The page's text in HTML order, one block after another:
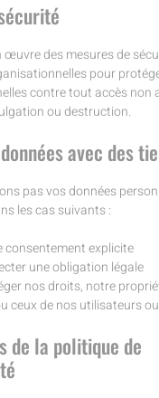
œuvre des mesures de
pour
contre tout accès non
ou destruction.
avec des
pas vos données
les cas suivants :
consentement explicite
une obligation légale
nos droits, notre
ceux de nos utilisateurs
de la politique de